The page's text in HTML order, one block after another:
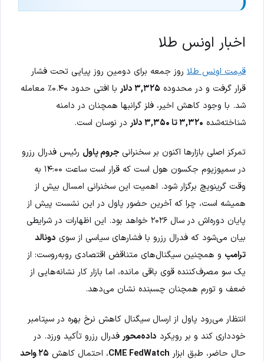
اخبار اونس طلا
قیمت اونس طلا روز جمعه برای دومین روز پیاپی تحت فشار
قرار گرفت و در محدوده ۳,۳۲۵ دلار
با افتی حدود ۰.۴۰٪ معامله
شد. با وجود کاهش اخیر، فلز گرانبها همچنان در دامنه
شناخته‌شده ۳,۳۲۰ تا ۳,۳۵۰ دلار در نوسان است.
تمرکز اصلی بازارها اکنون بر سخنرانی جروم پاول رئیس فدرال رزرو
در سمپوزیوم جکسون هول است که قرار است ساعت ۱۴:۰۰ به
وقت گرینویچ برگزار شود. اهمیت این سخنرانی امسال بیش از
همیشه است، چرا که آخرین حضور پاول در این نشست پیش از
پایان دوره‌اش در سال ۲۰۲۶ خواهد بود. این اظهارات در شرایطی
بیان می‌شود که فدرال رزرو با فشارهای سیاسی از سوی دونالد
ترامپ و همچنین سیگنال‌های متناقض اقتصادی روبه‌روست: از
یک سو مصرف‌کننده قوی باقی مانده، اما بازار کار نشانه‌هایی از
ضعف و تورم همچنان چسبنده نشان می‌دهد.
انتظار می‌رود پاول از ارسال سیگنال کاهش نرخ بهره در سپتامبر
خودداری کند و بر رویکرد داده‌محور فدرال رزرو تأکید ورزد. در
حال حاضر، طبق ابزار CME FedWatch، احتمال کاهش
۲۵ واحد